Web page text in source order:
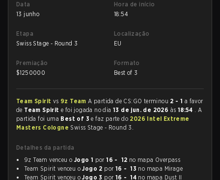
Data
13 junho
Hora de início
18:54
Etapa
Swiss Stage - Round 3
Localização
EU
Premiação
$1250000
Formato
Best of 3
Team Spirit vs 9z TeamA partida de CS:GO terminou 2 - 1 a favor
de Team Spirite foi jogada no dia13 de jun. de 2026 às 18:54 . A
partida foi uma Best of 3e faz parte do 2026 Intel Extreme
Masters Cologne Swiss Stage - Round 3.
Detalhes da partida
9z Team venceu o Jogo 1 por16 - 12 no mapa Overpass
Team Spirit venceu oJogo 2 por 16 - 13 no mapa Mirage
Team Spirit venceu oJogo 3 por 16 - 14 no mapa Dust II